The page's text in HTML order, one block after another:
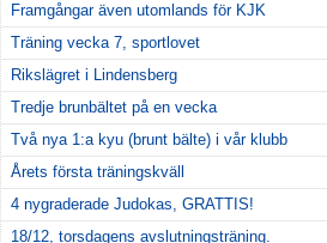
Framgångar även utomlands för KJK
Träning vecka 7, sportlovet
Rikslägret i Lindensberg
Tredje brunbältet på en vecka
Två nya 1:a kyu (brunt bälte) i vår klubb
Årets första träningskväll
4 nygraderade Judokas, GRATTIS!
18/12, torsdagens avslutningsträning.